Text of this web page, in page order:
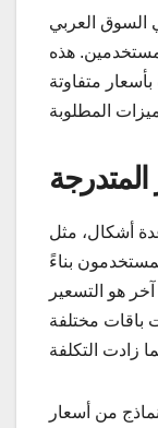
السوق العربي
هذه
متفاوتة
أشكال، مثل
بناءً
هو التسعير
مختلفة
من أسعار